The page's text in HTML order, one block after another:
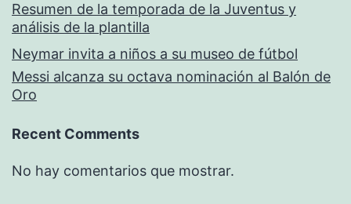
Resumen de la temporada de la Juventus y
análisis de la plantilla
Neymar invita a niños a su museo de fútbol
Messi alcanza su octava nominación al Balón de
Oro
Recent Comments
No hay comentarios que mostrar.